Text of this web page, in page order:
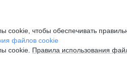
чтобы обеспечивать
файлов cookie
cookie. Правила использования